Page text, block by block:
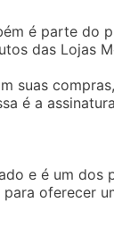
é parte do
das Lojas
suas
é a
e é um dos
oferecer